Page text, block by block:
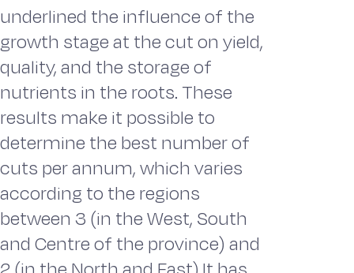
underlined the influence of the
growth stage at the cut on yield,
quality, and the storage of
nutrients in the roots. These
results make it possible to
determine the best number of
cuts per annum, which varies
according to the regions
between 3 (in the West, South
and Centre of the province) and